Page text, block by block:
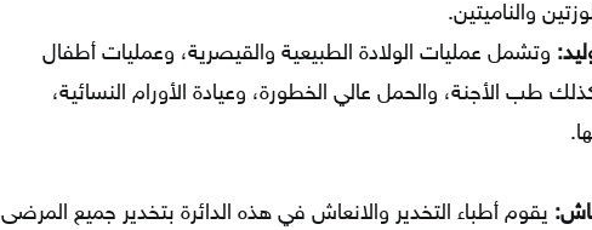
والناميتين.
وتشمل عمليات الولادة الطبيعية والقيصرية، وعمليات أطفال
طب الأجنة، والحمل عالي الخطورة، وعيادة الأورام النسائية،
يقوم أطباء التخدير والانعاش في هذه الدائرة بتخدير جميع المرضى